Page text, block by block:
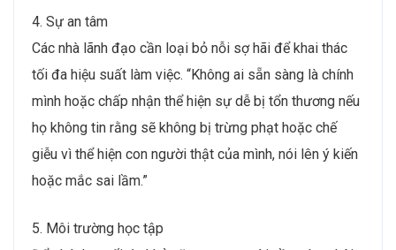
4. Sự an tâm
Các nhà lãnh đạo cần loại bỏ nỗi sợ hãi để khai thác
tối đa hiệu suất làm việc. “Không ai sẵn sàng là chính
mình hoặc chấp nhận thể hiện sự dễ bị tổn thương nếu
họ không tin rằng sẽ không bị trừng phạt hoặc chế
giễu vì thể hiện con người thật của mình, nói lên ý kiến
hoặc mắc sai lầm.”
5. Môi trường học tập